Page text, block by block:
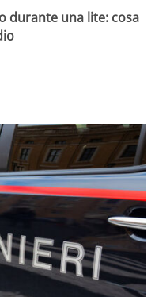
durante una lite: cosa